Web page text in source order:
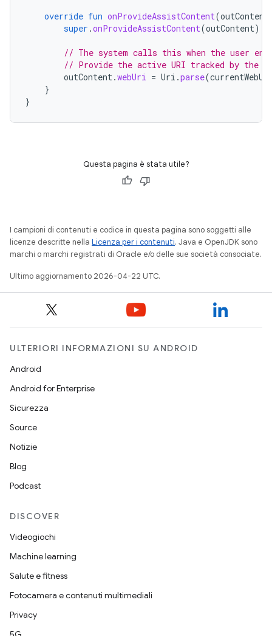
override fun onProvideAssistContent(outContent
super .onProvideAssistContent(outContent)
// The system calls this when the user
// Provide the active URI tracked by the
outContent .webUri = Uri .parse(
}
}
Questa pagina è stata utile?
I campioni di contenuti e codice in questa pagina sono soggetti alle
licenze descritte nella Licenza per i contenuti. Java e OpenJDK sono
marchi o marchi registrati di Oracle e/o delle sue società consociate.
Ultimo aggiornamento 2026-04-22 UTC.
ULTERIORI INFORMAZIONI SU ANDROID
Android
Android for Enterprise
Sicurezza
Source
Notizie
Blog
Podcast
DISCOVER
Videogiochi
Machine learning
Salute e fitness
Fotocamera e contenuti multimediali
Privacy